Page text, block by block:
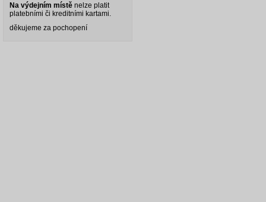
Na výdejním místě nelze platit
platebními či kreditními kartami.
děkujeme za pochopení